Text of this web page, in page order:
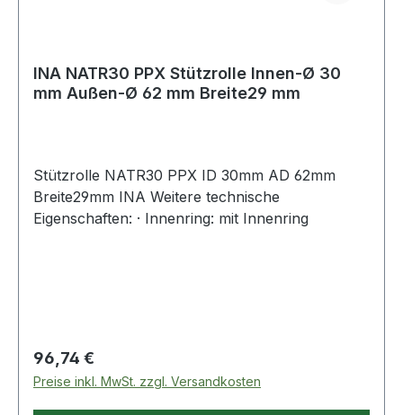
INA NATR30 PPX Stützrolle Innen-Ø 30
mm Außen-Ø 62 mm Breite29 mm
Stützrolle NATR30 PPX ID 30mm AD 62mm
Breite29mm INA Weitere technische
Eigenschaften: · Innenring: mit Innenring
Regulärer Preis:
96,74 €
Preise inkl. MwSt. zzgl. Versandkosten